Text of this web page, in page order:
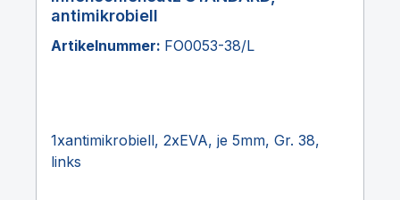
antimikrobiell
Artikelnummer: FO0053-38/L
1xantimikrobiell, 2xEVA, je 5mm, Gr. 38,
links